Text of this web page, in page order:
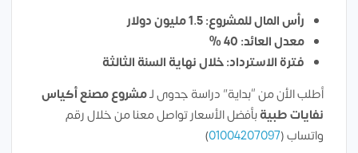
رأس المال للمشروع: 1.5 مليون دولار
معدل العائد: 40 %
فترة الاسترداد: خلال نهاية السنة الثالثة
أطلب الأن من “بداية” دراسة جدوى لـمشروع مصنع أكياس
نفايات طبيةبأفضل الأسعار تواصل معنا من خلال رقم
واتساب (01004207097
)